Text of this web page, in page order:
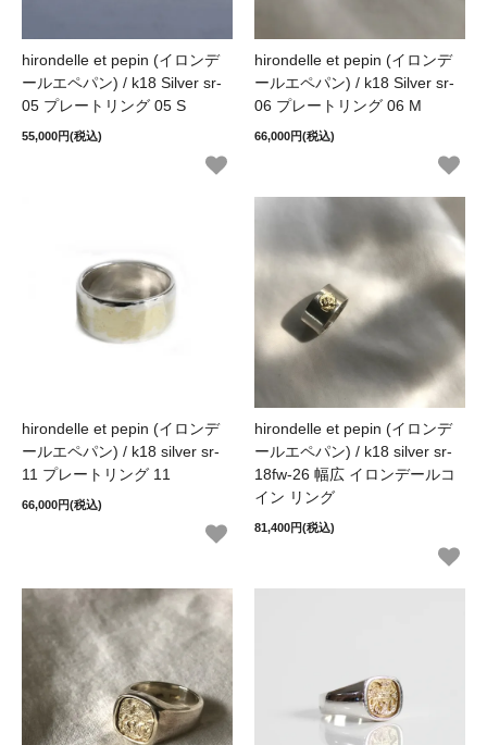
hirondelle et pepin (イロンデ
ールエペパン) / k18 Silver sr-
05 プレートリング 05 S
55,000円(税込)
hirondelle et pepin (イロンデ
ールエペパン) / k18 Silver sr-
06 プレートリング 06 M
66,000円(税込)
hirondelle et pepin (イロンデ
ールエペパン) / k18 silver sr-
11 プレートリング 11
66,000円(税込)
hirondelle et pepin (イロンデ
ールエペパン) / k18 silver sr-
18fw-26 幅広 イロンデールコ
イン リング
81,400円(税込)